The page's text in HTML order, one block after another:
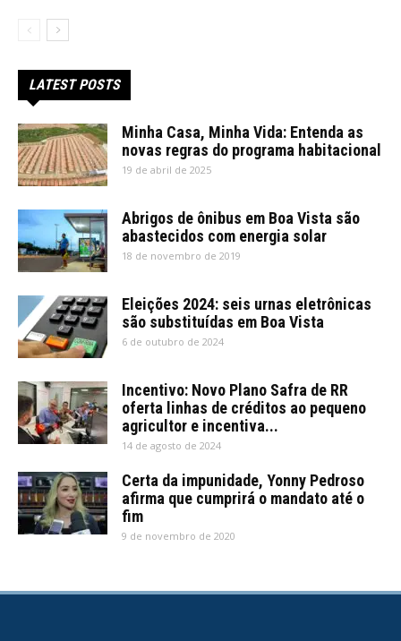
LATEST POSTS
Minha Casa, Minha Vida: Entenda as
novas regras do programa habitacional
19 de abril de 2025
Abrigos de ônibus em Boa Vista são
abastecidos com energia solar
18 de novembro de 2019
Eleições 2024: seis urnas eletrônicas
são substituídas em Boa Vista
6 de outubro de 2024
Incentivo: Novo Plano Safra de RR
oferta linhas de créditos ao pequeno
agricultor e incentiva...
14 de agosto de 2024
Certa da impunidade, Yonny Pedroso
afirma que cumprirá o mandato até o
fim
9 de novembro de 2020